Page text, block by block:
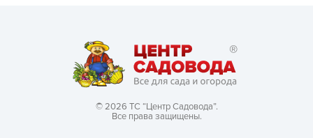
© 2026 ТС “Центр Садовода”.
Все права защищены.